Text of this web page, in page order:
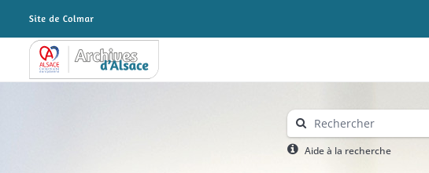
Archives Alsace - Colmar
Aide à la recherche